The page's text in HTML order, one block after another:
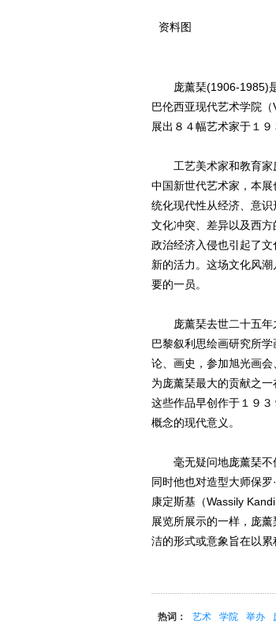
资料图
庞薰琹(1906-1985)是
巴伦西亚现代艺术学院
展出８４幅艺术家于１
工艺美术家和教育家
中国新世代艺术家，本
统化现代性从经济、意
文化冲突、差异以及西
政治经济入侵也引起了
新的活力。这场文化风
要的一员。
庞薰琹去世二十五年之
巴黎叙利思绘画研究所
论、画史，参加旭光画
为庞薰琹最大的贡献之
这些作品早创作于１９
概念的现代意义。
毫无疑问地庞薰琹不仅
同时他也对造型大师保
康定斯基（Wassily
展览所展示的一样，庞
洁的形式或意象旨在以累
热词： 艺术 学院 举办